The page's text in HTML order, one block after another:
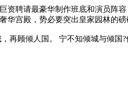
资聘请最豪华制作班底和演员阵
宫殿，势必要突出皇家园林的磅
顾倾人国。 宁不知倾城与倾国?